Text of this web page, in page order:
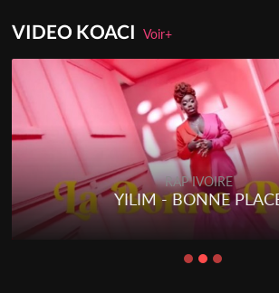
VIDEO KOACIVoir+
RAP IVOIRE
YILIM - BONNE